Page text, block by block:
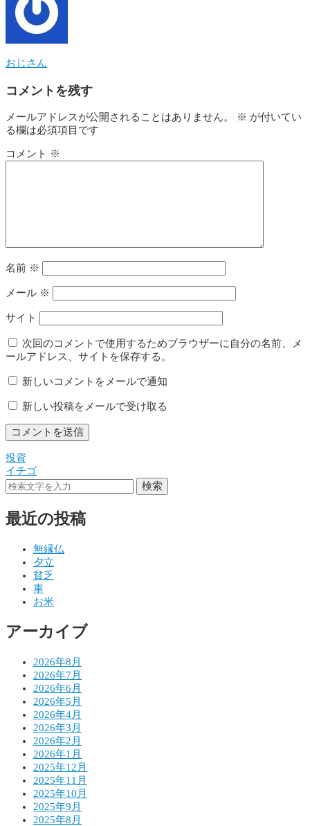
おじさん
コメントを残す
メールアドレスが公開されることはありません。 ※ が付いてい
る欄は必須項目です
コメント ※
名前 ※
メール ※
サイト
次回のコメントで使用するためブラウザーに自分の名前、メ
ールアドレス、サイトを保存する。
新しいコメントをメールで通知
新しい投稿をメールで受け取る
投
稿
ビ
ン
投資
イチゴ
検索
最近の投稿
無縁仏
夕立
貧乏
車
お米
アーカイブ
2026年8月
2026年7月
2026年6月
2026年5月
2026年4月
2026年3月
2026年2月
2026年1月
2025年12月
2025年11月
2025年10月
2025年9月
2025年8月